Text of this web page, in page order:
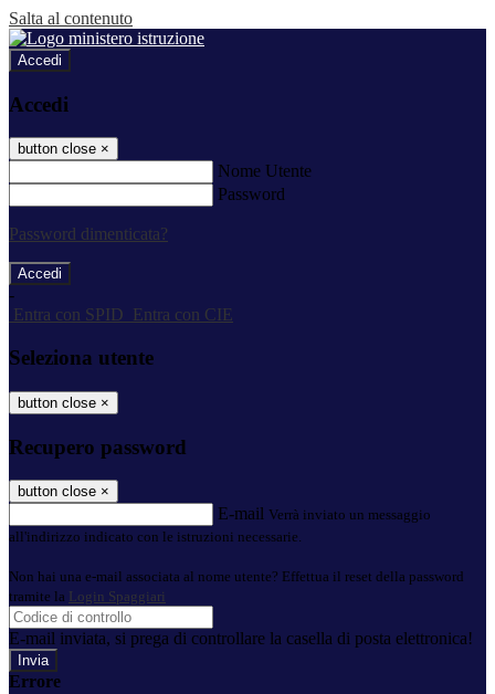
Salta al contenuto
Accedi
Accedi
button close ×
Nome Utente
Password
Password dimenticata?
-
Entra con SPID
Entra con CIE
Seleziona utente
button close ×
Recupero password
button close ×
E-mail Verrà inviato un messaggio
all'indirizzo indicato con le istruzioni necessarie.
Non hai una e-mail associata al nome utente? Effettua il reset della password
tramite la Login Spaggiari
E-mail inviata, si prega di controllare la casella di posta elettronica!
Errore